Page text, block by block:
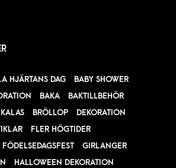
HJÄRTANS DAG
BABY SHOWER
BAKA
BAKTILLBEHÖR
BRÖLLOP
DEKORATION
FLER HÖGTIDER
FÖDELSEDAGSFEST
GIRLANGER
HALLOWEEN DEKORATION